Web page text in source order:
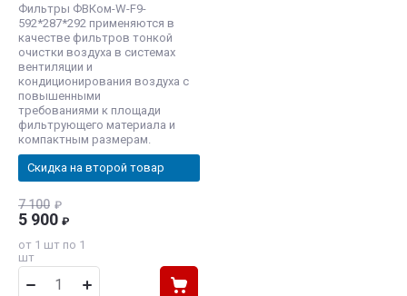
Фильтры ФВКом-W-F9-
592*287*292 применяются в
качестве фильтров тонкой
очистки воздуха в системах
вентиляции и
кондиционирования воздуха с
повышенными
требованиями к площади
фильтрующего материала и
компактным размерам.
Скидка на второй товар
7 100 ₽
5 900 ₽
от 1 шт по 1
шт